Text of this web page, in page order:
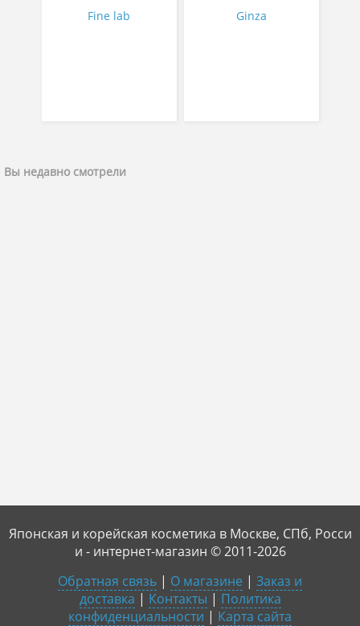
Fine lab Ginza
Вы недавно смотрели
Японская и корейская косметика в Москве, СПб, Росси
и - интернет-магазин © 2011-2026
Обратная связь | О магазине | Заказ и
доставка | Контакты | Политика
конфиденциальности | Карта сайта